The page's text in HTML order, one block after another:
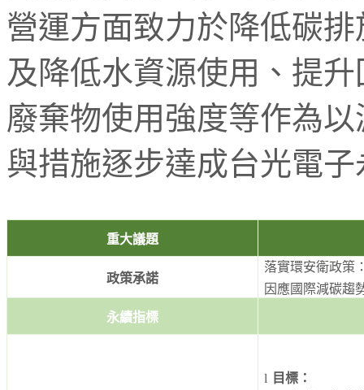
營運方面致力於降低碳
及降低水資源使用、提
廢棄物使用強度等作為
與措施逐步達成台光電
重大議題
政策承諾
落實環安衛政策
因應國際減碳趨
永續指標
l
目標：